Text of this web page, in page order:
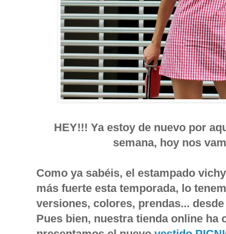
HEY!!! Ya estoy de nuevo por
semana, hoy nos
Como ya sabéis, el estampado
más fuerte esta temporada, lo
versiones, colores, prendas...
Pues bien, nuestra tienda online ha